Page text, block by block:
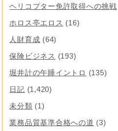
ヘリコプター免許取得への挑戦
ホロス亭エロス (16)
人財育成 (64)
保険ビジネス (193)
堀井計の午睡イントロ (135)
日記 (1,420)
未分類 (1)
業務品質基準合格への道 (3)